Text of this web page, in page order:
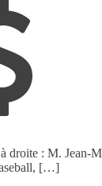
droite : M. Jean-
[…]